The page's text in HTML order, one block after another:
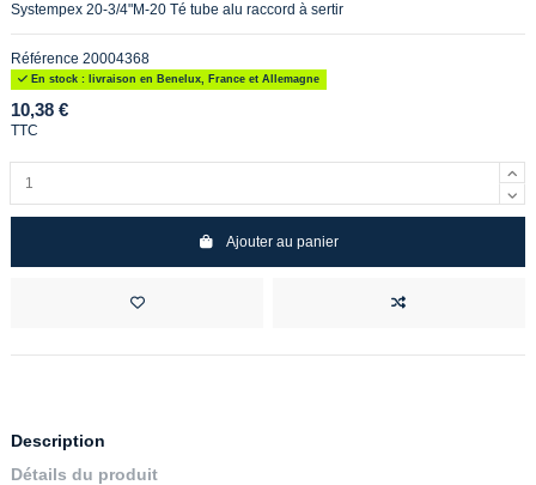
Systempex 20-3/4"M-20 Té tube alu raccord à sertir
Référence 20004368
En stock : livraison en Benelux, France et Allemagne
10,38 €
TTC
Ajouter au panier
Description
Détails du produit